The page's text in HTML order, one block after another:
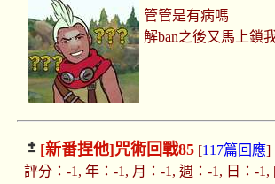
管管是有病嗎
解ban之後又馬上鎖
[新番捏他]咒術回戰85[117篇回應]
評分：-1, 年：-1, 月：-1, 週：-1, 日：-1,